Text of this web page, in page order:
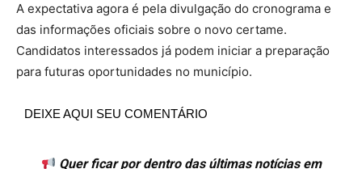
A expectativa agora é pela divulgação do cronograma e
das informações oficiais sobre o novo certame.
Candidatos interessados já podem iniciar a preparação
para futuras oportunidades no município.
DEIXE AQUI SEU COMENTÁRIO
Quer ficar por dentro das últimas notícias em